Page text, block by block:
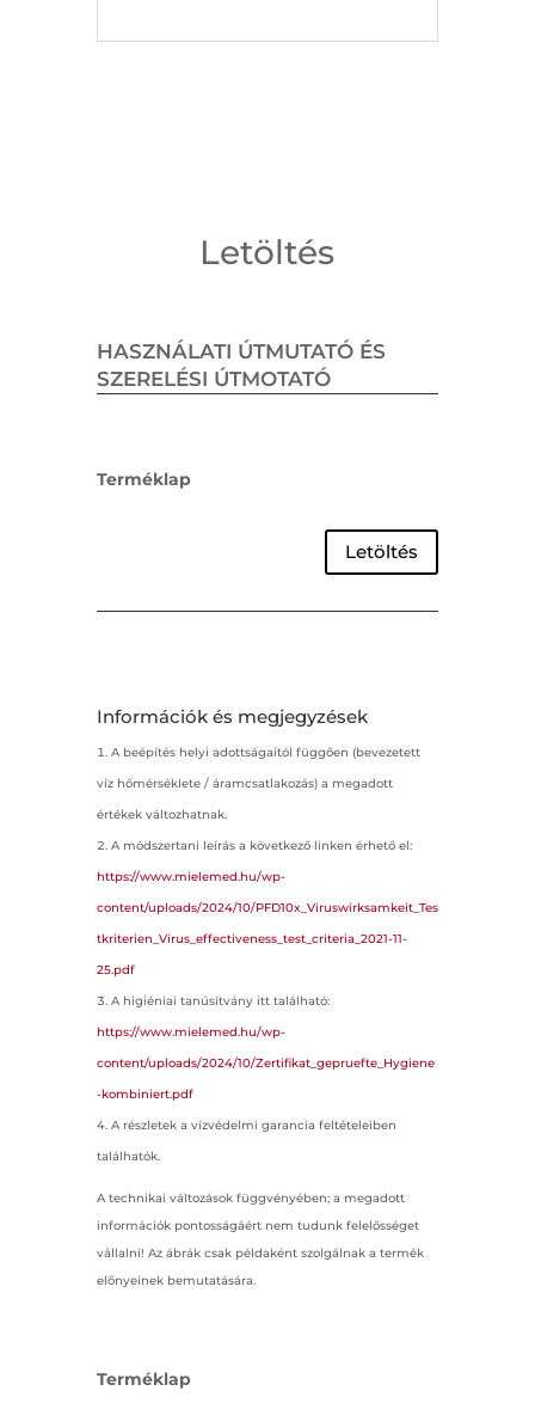
Letöltés
HASZNÁLATI ÚTMUTATÓ ÉS
SZERELÉSI ÚTMOTATÓ
Terméklap
Letöltés
Információk és megjegyzések
A beépítés helyi adottságaitól függően (bevezetett
víz hőmérséklete / áramcsatlakozás) a megadott
értékek változhatnak.
A módszertani leírás a következő linken érhető el:
https://www.mielemed.hu/wp-
content/uploads/2024/10/PFD10x_Viruswirksamkeit_Tes
tkriterien_Virus_effectiveness_test_criteria_2021-11-
25.pdf
A higiéniai tanúsítvány itt található:
https://www.mielemed.hu/wp-
content/uploads/2024/10/Zertifikat_gepruefte_Hygiene
-kombiniert.pdf
A részletek a vízvédelmi garancia feltételeiben
találhatók.
A technikai változások függvényében; a megadott
információk pontosságáért nem tudunk felelősséget
vállalni! Az ábrák csak példaként szolgálnak a termék
előnyeinek bemutatására.
Terméklap